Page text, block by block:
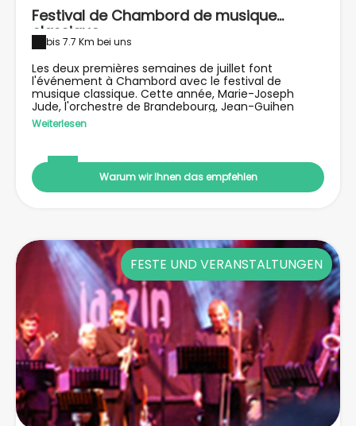
Festival de Chambord de musique
classique
bis 7.7 Km bei uns
Les deux premières semaines de juillet font
l'événement à Chambord avec le festival de
musique classique. Cette année, Marie-Joseph
Jude, l'orchestre de Brandebourg, Jean-Guihen
Queras, Edouard Ferlet… une très belle
programmation pour vivre le château en musique.
Weiterlesen
Warum wir Ihnen das empfehlen
FESTE UND VERANSTALTUNGEN